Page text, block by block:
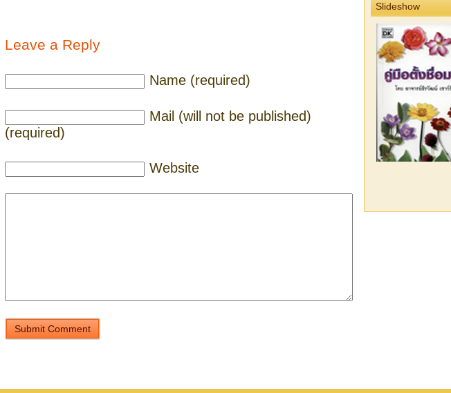
Leave a Reply
Name (required)
Mail (will not be published)
(required)
Website
Submit Comment
Slideshow